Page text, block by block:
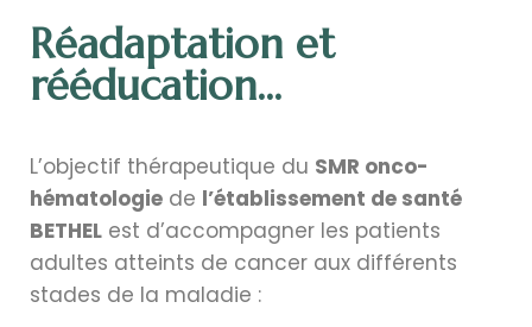
Réadaptation et
rééducation...
L’objectif thérapeutique du SMR onco-
hématologie de l’établissement de santé
BETHEL est d’accompagner les patients
adultes atteints de cancer aux différents
stades de la maladie :